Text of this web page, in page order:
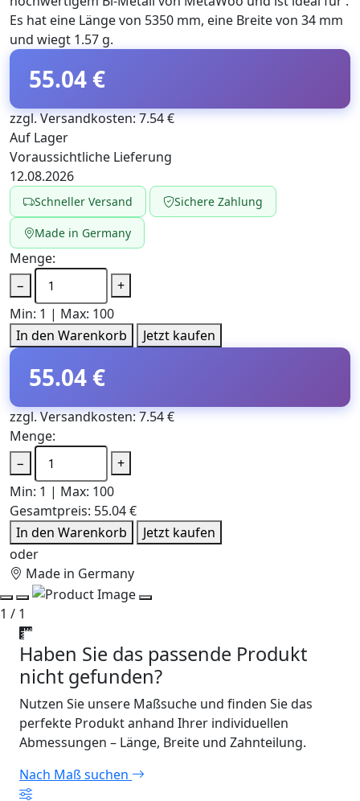
Es hat eine Länge von 5350 mm, eine Breite von 34 mm
und wiegt 1.57 g.
55.04 €
zzgl. Versandkosten: 7.54 €
Auf Lager
Voraussichtliche Lieferung
12.08.2026
Schneller Versand Sichere Zahlung
Made in Germany
Menge:
−
+
Min: 1 | Max: 100
In den Warenkorb
Jetzt kaufen
55.04 €
zzgl. Versandkosten: 7.54 €
Menge:
−
+
Min: 1 | Max: 100
Gesamtpreis: 55.04 €
In den Warenkorb
Jetzt kaufen
oder
Made in Germany
1 / 1
Haben Sie das passende Produkt
nicht gefunden?
Nutzen Sie unsere Maßsuche und finden Sie das
perfekte Produkt anhand Ihrer individuellen
Abmessungen – Länge, Breite und Zahnteilung.
Nach Maß suchen